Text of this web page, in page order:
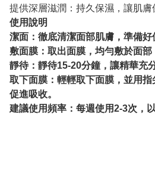
提供深層滋潤：持久保濕，讓肌膚
使用說明
潔面：徹底清潔面部肌膚，準備好
敷面膜：取出面膜，均勻敷於面部
靜待：靜待15-20分鐘，讓精華充
取下面膜：輕輕取下面膜，並用指
促進吸收。
建議使用頻率：每週使用2-3次，